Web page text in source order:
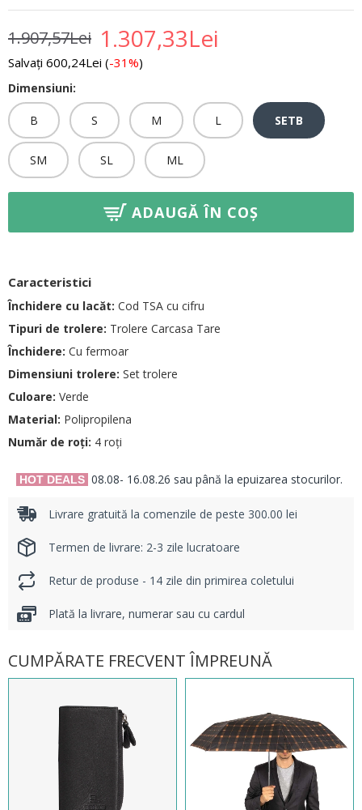
1.307,33Lei
1.907,57Lei
Salvați 600,24Lei (-31%)
Dimensiuni:
B S M L SETB
SM SL ML
ADAUGĂ ÎN COȘ
Caracteristici
Închidere cu lacăt: Cod TSA cu cifru
Tipuri de trolere: Trolere Carcasa Tare
Închidere: Cu fermoar
Dimensiuni trolere: Set trolere
Culoare: Verde
Material: Polipropilena
Număr de roți: 4 roți
Livrare gratuită la comenzile de peste 300.00 lei
Termen de livrare: 2-3 zile lucratoare
Retur de produse - 14 zile din primirea coletului
Plată la livrare, numerar sau cu cardul
CUMPĂRATE FRECVENT ÎMPREUNĂ
HOT DEALS 08.08- 16.08.26 sau până la epuizarea stocurilor.